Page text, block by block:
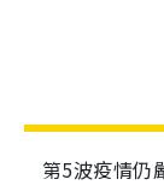
第5波疫情仍